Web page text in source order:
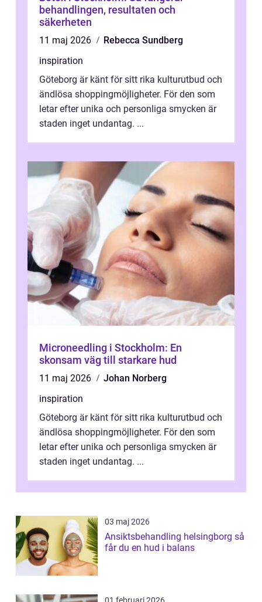
behandlingen, resultaten och
säkerheten
11 maj 2026
Rebecca Sundberg
inspiration
Göteborg är känt för sitt rika kulturutbud och
ändlösa shoppingmöjligheter. För den som
letar efter unika och personliga smycken är
staden inget undantag. ...
Microneedling i Stockholm: En
skonsam väg till starkare hud
11 maj 2026
Johan Norberg
inspiration
Göteborg är känt för sitt rika kulturutbud och
ändlösa shoppingmöjligheter. För den som
letar efter unika och personliga smycken är
staden inget undantag. ...
03 maj 2026
Ansiktsbehandling helsingborg så
får du en hud i balans